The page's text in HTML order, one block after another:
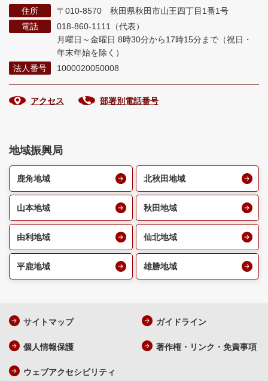
住所
〒010-8570 秋田県秋田市山王四丁目1番1号
電話
018-860-1111（代表）
月曜日～金曜日 8時30分から17時15分まで （祝日・
年末年始を除く）
法人番号
1000020050008
アクセス 部署別電話番号
地域振興局
鹿角地域 北秋田地域
山本地域 秋田地域
由利地域 仙北地域
平鹿地域 雄勝地域
サイトマップ ガイドライン
個人情報保護 著作権・リンク・免責事項
ウェブアクセシビリティ